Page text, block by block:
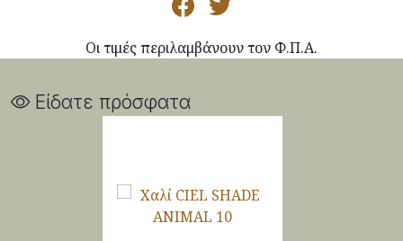
Οι τιμές περιλαμβάνουν τον Φ.Π.Α.
Είδατε πρόσφατα